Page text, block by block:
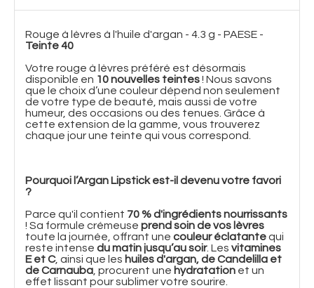
Rouge à lèvres à l'huile d'argan - 4.3 g - PAESE -
Teinte 40
Votre rouge à lèvres préféré est désormais
disponible en 10 nouvelles teintes! Nous savons
que le choix d’une couleur dépend non seulement
de votre type de beauté, mais aussi de votre
humeur, des occasions ou des tenues. Grâce à
cette extension de la gamme, vous trouverez
chaque jour une teinte qui vous correspond.
Pourquoi l’Argan Lipstick est-il devenu votre favori
?
Parce qu'il contient 70 % d'ingrédients nourrissants
! Sa formule crémeuse prend soin de vos lèvres
toute la journée, offrant une couleur éclatantequi
reste intense du matin jusqu’au soir. Les vitamines
E et C, ainsi que les huiles d'argan, de Candelilla et
de Carnauba , procurent une hydratation et un
effet lissant pour sublimer votre sourire.